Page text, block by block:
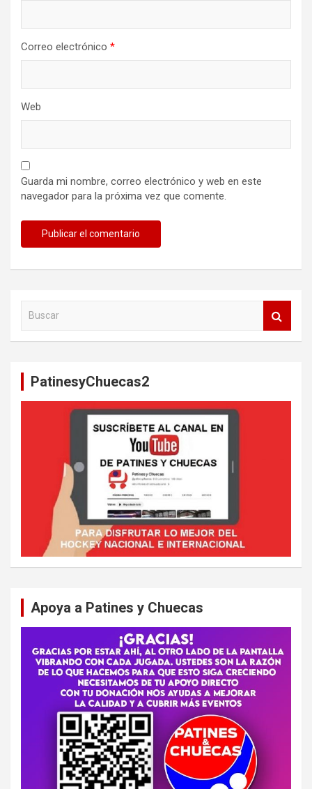
Correo electrónico *
Web
Guarda mi nombre, correo electrónico y web en este
navegador para la próxima vez que comente.
PatinesyChuecas2
Apoya a Patines y Chuecas